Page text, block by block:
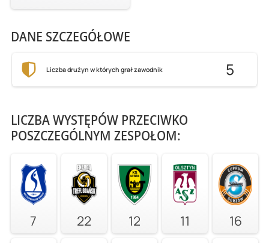
DANE SZCZEGÓŁOWE
Liczba drużyn w których grał zawodnik 5
LICZBA WYSTĘPÓW PRZECIWKO
POSZCZEGÓLNYM ZESPOŁOM:
7 22 12 11 16